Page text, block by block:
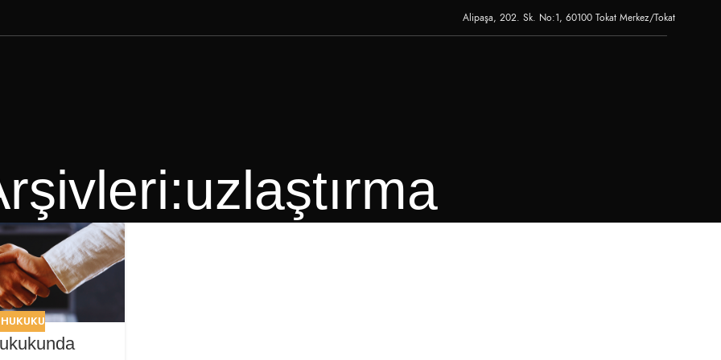
Alipaşa, 202. Sk. No:1, 60100 Tokat Merkez/Tokat